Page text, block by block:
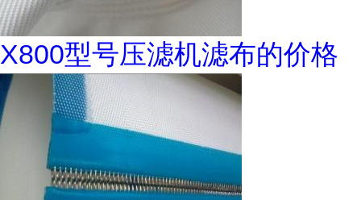
X800型号压滤机滤布的价格